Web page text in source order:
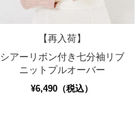
【再入荷】
シアーリボン付き七分袖リブ
ニットプルオーバー
¥6,490（税込）